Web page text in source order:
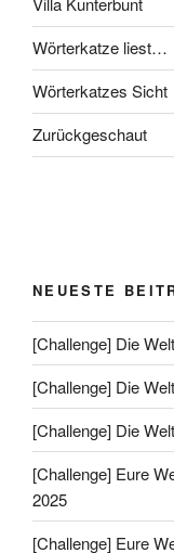
Wörterkatze liest…
Wörterkatzes Sicht
Zurückgeschaut
NEUESTE
[Challenge] Die
[Challenge] Die
[Challenge] Die
[Challenge] Eure
2025
[Challenge] Eure